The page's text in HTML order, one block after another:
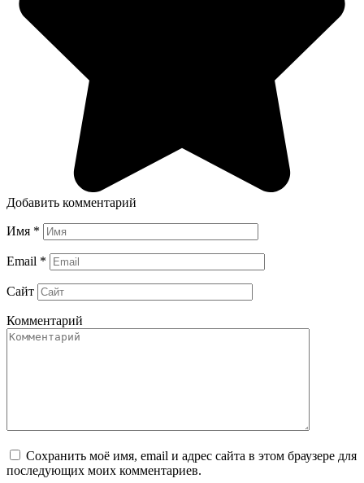
Добавить комментарий
Имя *
Email *
Сайт
Комментарий
Сохранить моё имя, email и адрес сайта в этом браузере для
последующих моих комментариев.